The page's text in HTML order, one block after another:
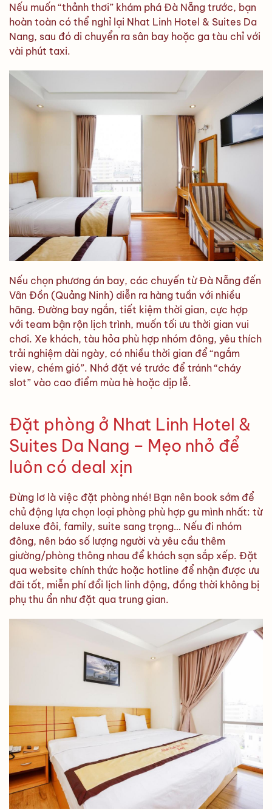
Nếu muốn “thảnh thơi” khám phá Đà Nẵng trước, bạn
hoàn toàn có thể nghỉ lại Nhat Linh Hotel & Suites Da
Nang, sau đó di chuyển ra sân bay hoặc ga tàu chỉ với
vài phút taxi.
Nếu chọn phương án bay, các chuyến từ Đà Nẵng đến
Vân Đồn (Quảng Ninh) diễn ra hàng tuần với nhiều
hãng. Đường bay ngắn, tiết kiệm thời gian, cực hợp
với team bận rộn lịch trình, muốn tối ưu thời gian vui
chơi. Xe khách, tàu hỏa phù hợp nhóm đông, yêu thích
trải nghiệm dài ngày, có nhiều thời gian để “ngắm
view, chém gió”. Nhớ đặt vé trước để tránh “cháy
slot” vào cao điểm mùa hè hoặc dịp lễ.
Đặt phòng ở Nhat Linh Hotel &
Suites Da Nang – Mẹo nhỏ để
luôn có deal xịn
Đừng lơ là việc đặt phòng nhé! Bạn nên book sớm để
chủ động lựa chọn loại phòng phù hợp gu mình nhất: từ
deluxe đôi, family, suite sang trọng… Nếu đi nhóm
đông, nên báo số lượng người và yêu cầu thêm
giường/phòng thông nhau để khách sạn sắp xếp. Đặt
qua website chính thức hoặc hotline để nhận được ưu
đãi tốt, miễn phí đổi lịch linh động, đồng thời không bị
phụ thu ẩn như đặt qua trung gian.